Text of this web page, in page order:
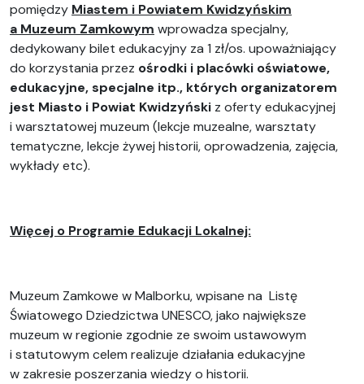
pomiędzy Miastem i Powiatem Kwidzyńskim
a Muzeum Zamkowym wprowadza specjalny,
dedykowany bilet edukacyjny za 1 zł/os. upoważniający
do korzystania przez ośrodki i placówki oświatowe,
edukacyjne, specjalne itp., których organizatorem
jest Miasto i Powiat Kwidzyński z oferty edukacyjnej
i warsztatowej muzeum (lekcje muzealne, warsztaty
tematyczne, lekcje żywej historii, oprowadzenia, zajęcia,
wykłady etc).
Więcej o Programie Edukacji Lokalnej:
Muzeum Zamkowe w Malborku, wpisane na Listę
Światowego Dziedzictwa UNESCO, jako największe
muzeum w regionie zgodnie ze swoim ustawowym
i statutowym celem realizuje działania edukacyjne
w zakresie poszerzania wiedzy o historii.